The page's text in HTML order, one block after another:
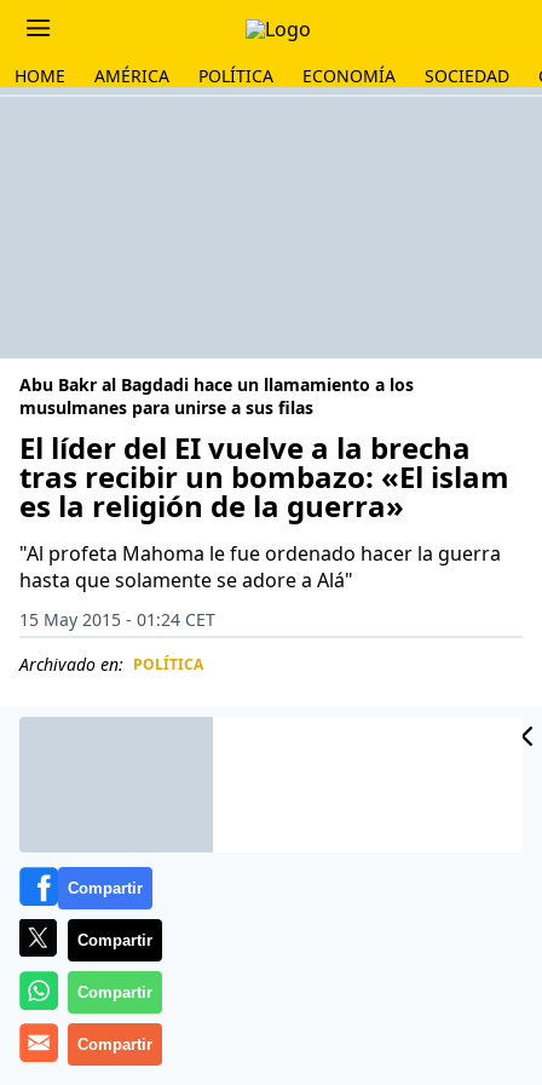
HOME AMÉRICA POLÍTICA ECONOMÍA SOCIEDAD
Abu Bakr al Bagdadi hace un llamamiento a los
musulmanes para unirse a sus filas
El líder del EI vuelve a la brecha
tras recibir un bombazo: «El islam
es la religión de la guerra»
"Al profeta Mahoma le fue ordenado hacer la guerra
hasta que solamente se adore a Alá"
15 May 2015 - 01:24 CET
Archivado en: POLÍTICA
Se suponía que había sido gravemente herido tras un
Compartir
Compartir
Compartir
Compartir